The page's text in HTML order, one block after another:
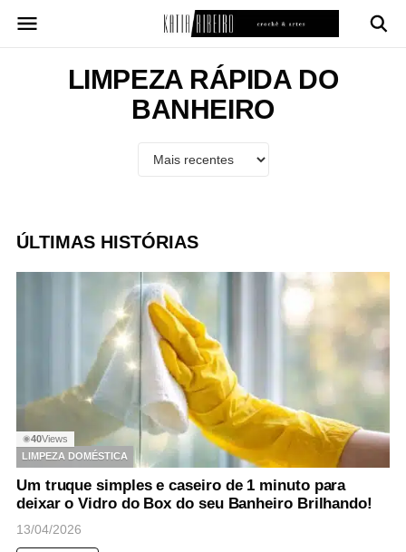
para
LIMPEZA RÁPIDA DO
BANHEIRO
ÚLTIMAS HISTÓRIAS
◉40Views
LIMPEZA DOMÉSTICA
Um truque simples e caseiro de 1 minuto para
deixar o Vidro do Box do seu Banheiro Brilhando!
13/04/2026